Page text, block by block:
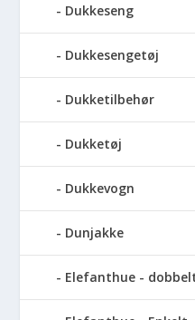
Dukkeseng
Dukkesengetøj
Dukketilbehør
Dukketøj
Dukkevogn
Dunjakke
Elefanthue -